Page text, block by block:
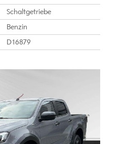
Schaltgetriebe
Benzin
D16879